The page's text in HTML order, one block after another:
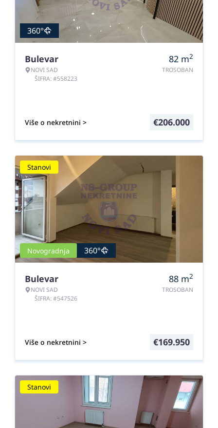
360°
Bulevar
NOVI SAD
ŠIFRA: #558223
82 m2
TROSOBAN
Više o nekretnini > €206.000
Stanovi
Novogradnja 360°
Bulevar
NOVI SAD
ŠIFRA: #547526
88 m2
TROSOBAN
Više o nekretnini > €169.950
Stanovi